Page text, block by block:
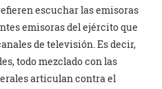
escuchar las emisoras
emisoras del ejército que
de televisión. Es decir,
todo mezclado con las
articulan contra el